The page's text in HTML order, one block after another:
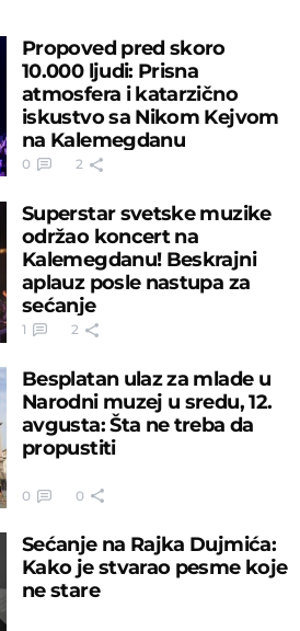
Propoved pred skoro
10.000 ljudi: Prisna
atmosfera i katarzično
iskustvo sa Nikom Kejvom
na Kalemegdanu
0 2
Superstar svetske muzike
održao koncert na
Kalemegdanu! Beskrajni
aplauz posle nastupa za
sećanje
1 2
Besplatan ulaz za mlade u
Narodni muzej u sredu, 12.
avgusta: Šta ne treba da
propustiti
0 0
Sećanje na Rajka Dujmića:
Kako je stvarao pesme koje
ne stare